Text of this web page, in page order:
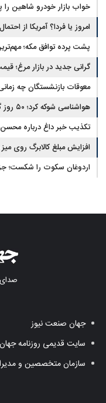
جدید می‌آید
خواب بازار خودرو شاهین
امروز یا فردا؟ آمریکا از
پشت پرده توافق مکه؛
عربستان
گرانی جدید در بازار مرغ؛
معوقات بازنشستگان چه
هواشناسی شوکه کرد؛ ۵۰ روز گرمای طاقت‌فرسا در راه است
تکذیب خبر داغ درباره
افزایش مبلغ کالابرگ روی
اردوغان سکوت را شکست؛
جهان صنعت نیوز
سایت قدیمی روزنامه
سازمان متخصصین و